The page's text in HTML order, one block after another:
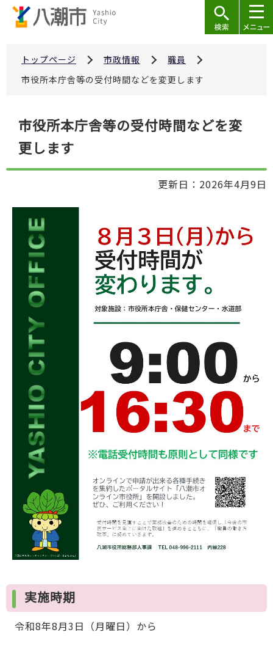
トップページ 市政情報
職員
市役所本庁舎等の受付時間などを変更します
市役所本庁舎等の受付時間などを変
更します
更新日：2026年4月9日
実施時期
令和8年8月3日（月曜日）から